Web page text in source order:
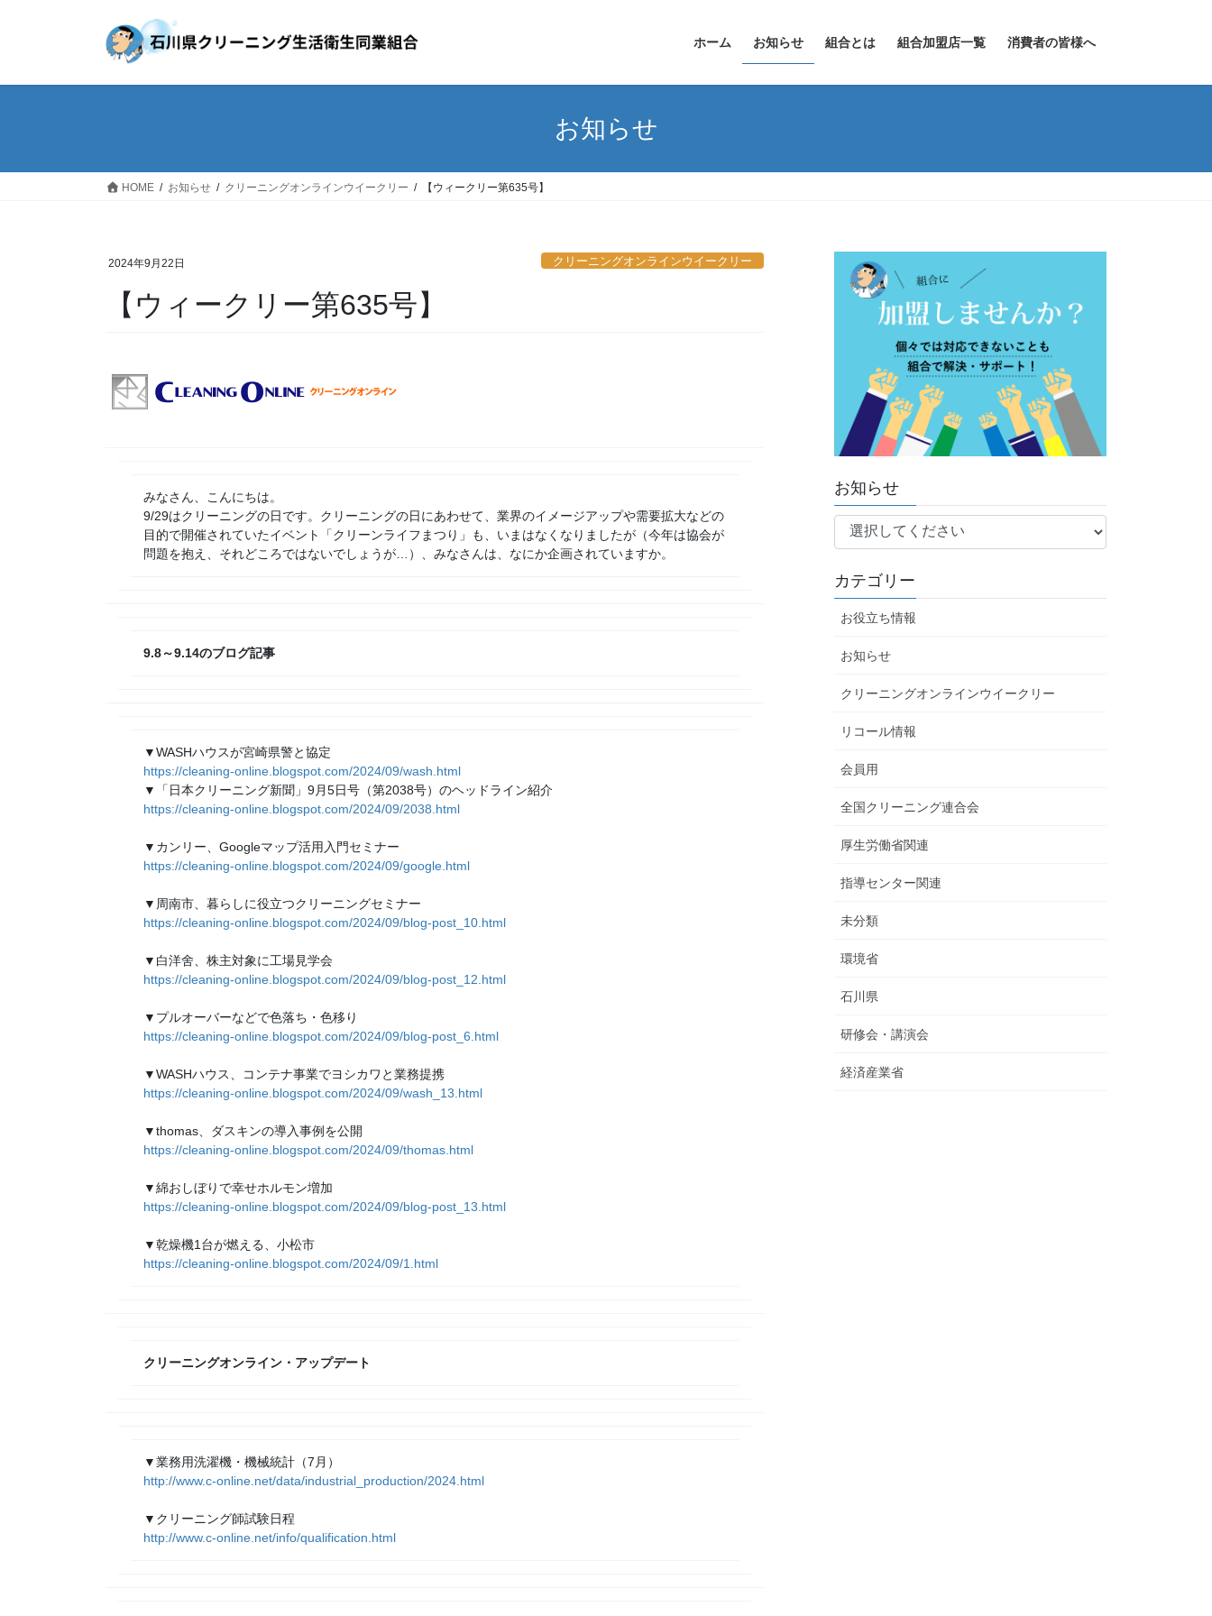
ホーム お知らせ 組合とは 組合加盟店一覧 消費者の皆様へ
お知らせ
HOME お知らせ クリーニングオンラインウイークリー 【ウィークリー第635号】
2024年9月22日 クリーニングオンラインウイークリー
【ウィークリー第635号】
みなさん、こんにちは。
9/29はクリーニングの日です。クリーニングの日にあわせて、業界のイメージアップや需要拡大などの
目的で開催されていたイベント「クリーンライフまつり」も、いまはなくなりましたが（今年は協会が
問題を抱え、それどころではないでしょうが…）、みなさんは、なにか企画されていますか。
9.8～9.14のブログ記事
▼WASHハウスが宮崎県警と協定
https://cleaning-online.blogspot.com/2024/09/wash.html
▼「日本クリーニング新聞」9月5日号（第2038号）のヘッドライン紹介
https://cleaning-online.blogspot.com/2024/09/2038.html
▼カンリー、Googleマップ活用入門セミナー
https://cleaning-online.blogspot.com/2024/09/google.html
▼周南市、暮らしに役立つクリーニングセミナー
https://cleaning-online.blogspot.com/2024/09/blog-post_10.html
▼白洋舍、株主対象に工場見学会
https://cleaning-online.blogspot.com/2024/09/blog-post_12.html
▼プルオーバーなどで色落ち・色移り
https://cleaning-online.blogspot.com/2024/09/blog-post_6.html
▼WASHハウス、コンテナ事業でヨシカワと業務提携
https://cleaning-online.blogspot.com/2024/09/wash_13.html
▼thomas、ダスキンの導入事例を公開
https://cleaning-online.blogspot.com/2024/09/thomas.html
▼綿おしぼりで幸せホルモン増加
https://cleaning-online.blogspot.com/2024/09/blog-post_13.html
▼乾燥機1台が燃える、小松市
https://cleaning-online.blogspot.com/2024/09/1.html
クリーニングオンライン・アップデート
▼業務用洗濯機・機械統計（7月）
http://www.c-online.net/data/industrial_production/2024.html
▼クリーニング師試験日程
http://www.c-online.net/info/qualification.html
お知らせ
カテゴリー
お役立ち情報
お知らせ
クリーニングオンラインウイークリー
リコール情報
会員用
全国クリーニング連合会
厚生労働省関連
指導センター関連
未分類
環境省
石川県
研修会・講演会
経済産業省